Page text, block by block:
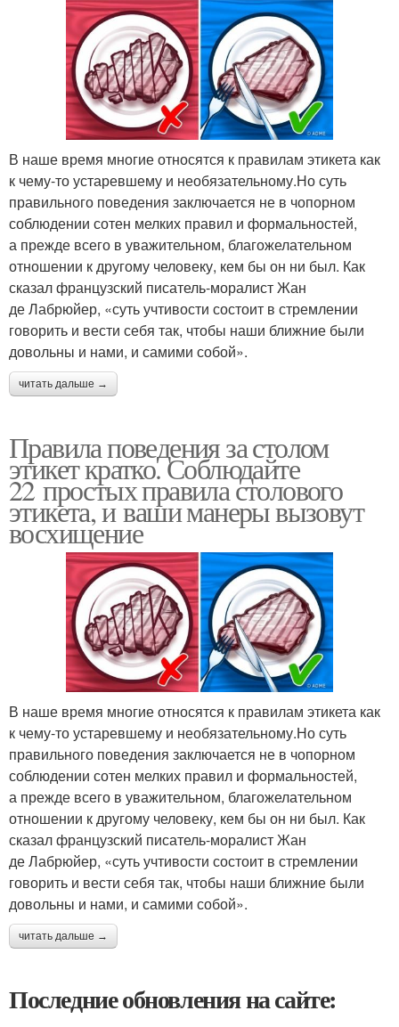
В наше время многие относятся к правилам этикета как
к чему-то устаревшему и необязательному.Но суть
правильного поведения заключается не в чопорном
соблюдении сотен мелких правил и формальностей,
а прежде всего в уважительном, благожелательном
отношении к другому человеку, кем бы он ни был. Как
сказал французский писатель-моралист Жан
де Лабрюйер, «суть учтивости состоит в стремлении
говорить и вести себя так, чтобы наши ближние были
довольны и нами, и самими собой».
читать дальше →
Правила поведения за столом
этикет кратко. Соблюдайте
22 простых правила столового
этикета, и ваши манеры вызовут
восхищение
В наше время многие относятся к правилам этикета как
к чему-то устаревшему и необязательному.Но суть
правильного поведения заключается не в чопорном
соблюдении сотен мелких правил и формальностей,
а прежде всего в уважительном, благожелательном
отношении к другому человеку, кем бы он ни был. Как
сказал французский писатель-моралист Жан
де Лабрюйер, «суть учтивости состоит в стремлении
говорить и вести себя так, чтобы наши ближние были
довольны и нами, и самими собой».
читать дальше →
Последние обновления на сайте: